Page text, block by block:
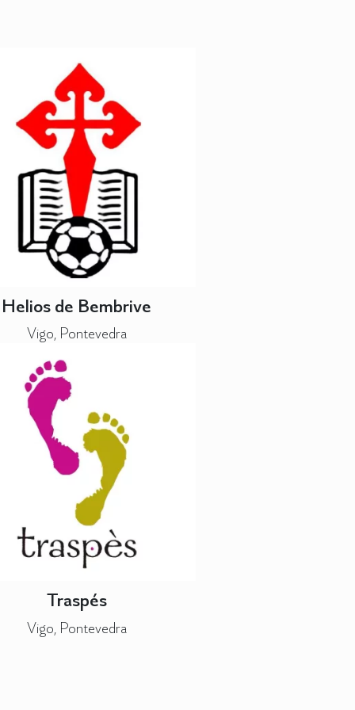
Helios de Bembrive
Vigo, Pontevedra
Traspés
Vigo, Pontevedra